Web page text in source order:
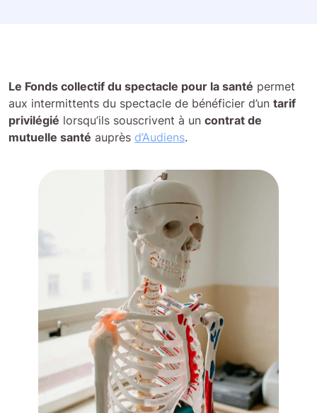
Le Fonds collectif du spectacle pour la santé permet
aux intermittents du spectacle de bénéficier d’un tarif
privilégié lorsqu’ils souscrivent à un contrat de
mutuelle santé auprès d’Audiens.